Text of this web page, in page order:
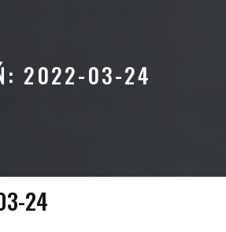
2022-03-24
24